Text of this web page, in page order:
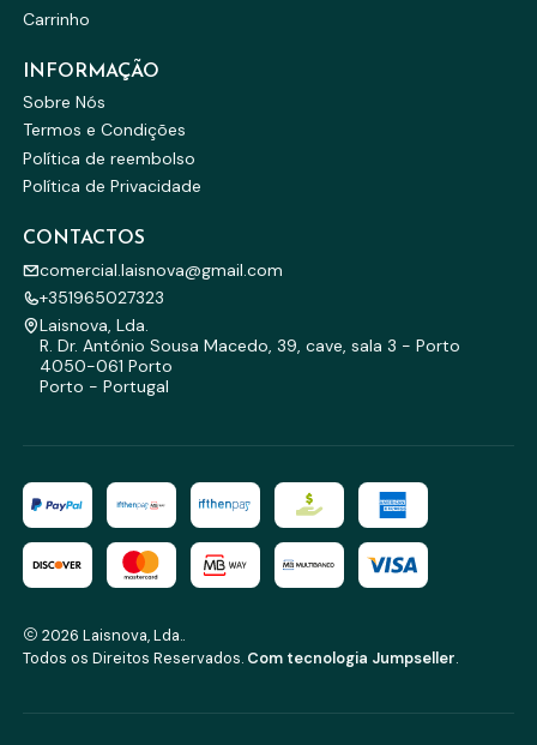
Carrinho
INFORMAÇÃO
Sobre Nós
Termos e Condições
Política de reembolso
Política de Privacidade
CONTACTOS
comercial.laisnova@gmail.com
+351965027323
Laisnova, Lda.
R. Dr. António Sousa Macedo, 39, cave, sala 3 - Porto
4050-061 Porto
Porto - Portugal
2026 Laisnova, Lda..
Todos os Direitos Reservados. Com tecnologia Jumpseller.